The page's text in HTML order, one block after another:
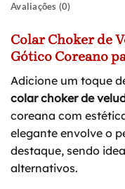
Avaliações (0)
Colar Choker de
Gótico Coreano
Adicione um toque
colar choker de
coreana com
elegante envolve o
destaque, sendo
alternativos.